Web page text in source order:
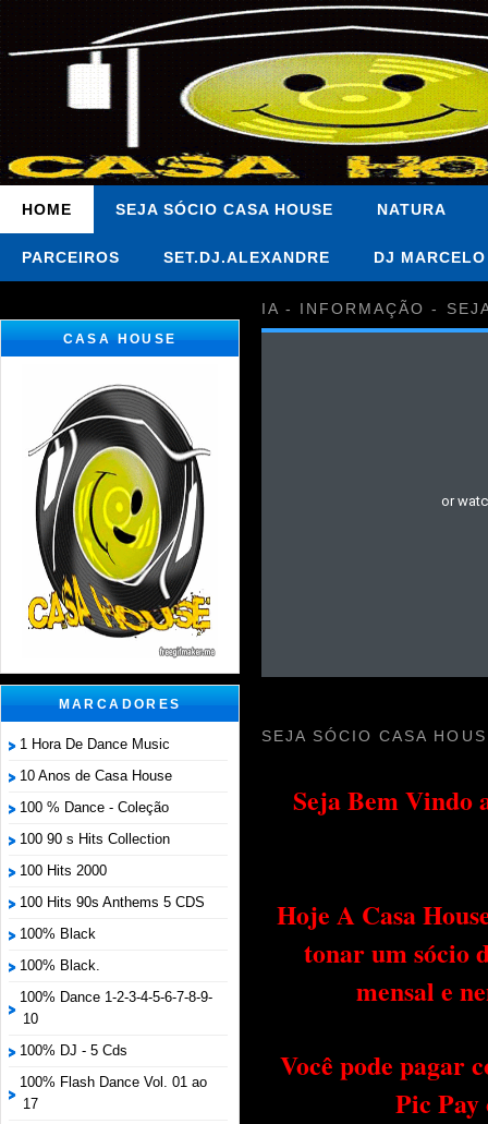
HOME SEJA SÓCIO CASA HOUSE NATURA
PARCEIROS SET.DJ.ALEXANDRE DJ
CASA HOUSE
MARCADORES
1 Hora De Dance Music
10 Anos de Casa House
100 % Dance - Coleção
100 90 s Hits Collection
100 Hits 2000
100 Hits 90s Anthems 5 CDS
100% Black
100% Black.
100% Dance 1-2-3-4-5-6-7-8-9-
10
100% DJ - 5 Cds
100% Flash Dance Vol. 01 ao
17
IA - INFORMAÇÃO -
SEJA SÓCIO CASA
Seja Bem Vindo
Hoje A Casa
tonar um sócio
mensal e
Você pode pagar
Pic